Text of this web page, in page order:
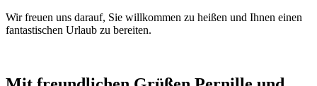
Wir freuen uns darauf, Sie willkommen zu heißen und Ihnen einen
fantastischen Urlaub zu bereiten.